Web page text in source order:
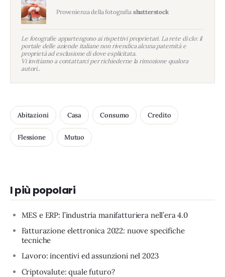
Provenienza della fotografia shutterstock
Le fotografie appartengono ai rispettivi proprietari. La rete di clo: il
portale delle aziende italiane non rivendica alcuna paternità e
proprietà ad esclusione di dove esplicitata.
Vi invitiamo a contattarci per richiederne la rimozione qualora
autori..
Abitazioni Casa Consumo Credito
Flessione Mutuo
I più popolari
MES e ERP: l’industria manifatturiera nell’era 4.0
Fatturazione elettronica 2022: nuove specifiche
tecniche
Lavoro: incentivi ed assunzioni nel 2023
Criptovalute: quale futuro?